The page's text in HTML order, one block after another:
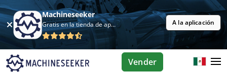
Machineseeker
Gratis en la tienda de aplicaciones A la aplicación
Vender